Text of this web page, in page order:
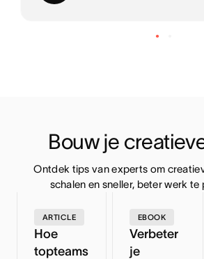
Bouw je
Ontdek tips van experts om
schalen en sneller, beter werk
ARTICLE
Hoe
topteams
EBOOK
Verbeter
je